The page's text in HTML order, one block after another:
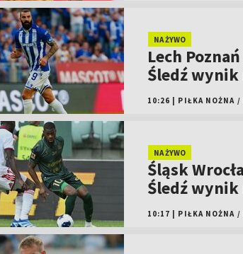
NA ŻYWO
Lech
Śledź wynik
10:26 PIŁKA NOŻNA /
NA ŻYWO
Śląsk
Śledź wynik
10:17 PIŁKA NOŻNA /